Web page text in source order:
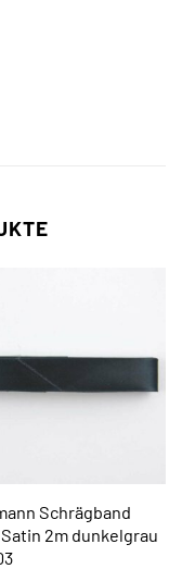
Schrägband
2m dunkelgrau